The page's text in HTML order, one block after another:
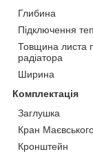
Глибина
Підключення
Товщина листа
радіатора
Ширина
Комплектація
Заглушка
Кран
Кронштейн